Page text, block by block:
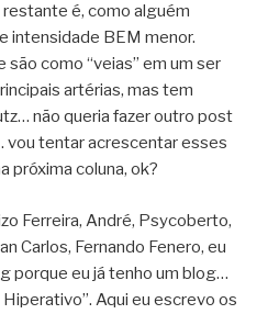
é, como alguém
intensidade BEM menor.
são como “veias” em um ser
artérias, mas tem
não queria fazer outro post
vou tentar acrescentar esses
próxima coluna, ok?
Ferreira, André, Psycoberto,
Carlos, Fernando Fenero, eu
porque eu já tenho um blog…
Aqui eu escrevo os